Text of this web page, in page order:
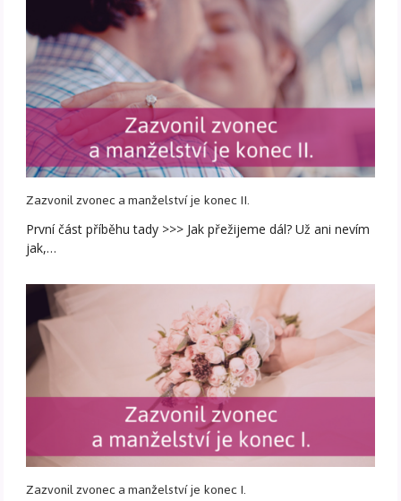
Zazvonil zvonec a manželství je konec II.
První část příběhu tady >>> Jak přežijeme dál? Už ani nevím
jak,…
Zazvonil zvonec a manželství je konec I.